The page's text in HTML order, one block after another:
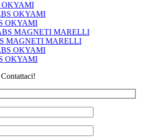
OKYAMI
OKYAMI
MAGNETI MARELLI
OKYAMI